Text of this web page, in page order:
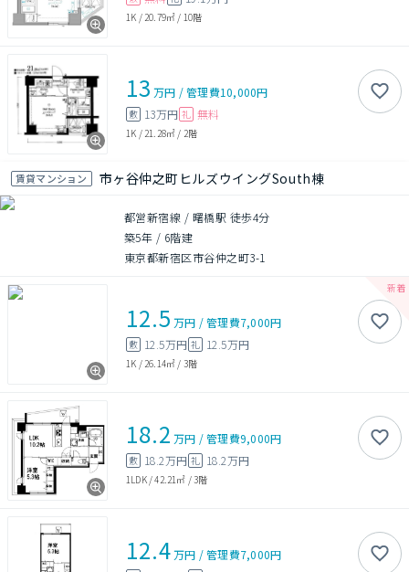
1K / 20.79㎡ / 10階
13 万円 /管理費10,000円
敷 13万円 礼 無料
1K / 21.28㎡ / 2階
賃貸マンション 市ヶ谷仲之町ヒルズウイングSouth棟
都営新宿線 / 曙橋駅 徒歩4分
築5年 / 6階建
東京都新宿区市谷仲之町3-1
12.5 万円 /管理費7,000円
敷 12.5万円 礼 12.5万円
1K / 26.14㎡ / 3階
18.2 万円 /管理費9,000円
敷 18.2万円 礼 18.2万円
1LDK/42.21㎡ /3階
12.4万円 /管理費7,000円